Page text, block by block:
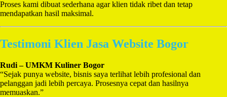
Proses kami dibuat sederhana agar klien tidak ribet dan tetap
mendapatkan hasil maksimal.
Testimoni Klien Jasa Website Bogor
Rudi – UMKM Kuliner Bogor
“Sejak punya website, bisnis saya terlihat lebih profesional dan
pelanggan jadi lebih percaya. Prosesnya cepat dan hasilnya
memuaskan.”